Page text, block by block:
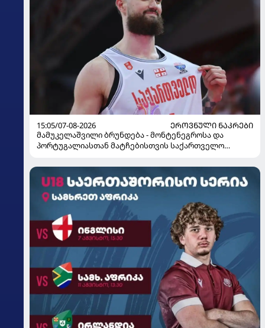
15:05/07-08-2026
ᲔᲠᲝᲕᲜᲣᲚᲘ ᲜᲐᲙᲠᲔᲑᲘ
მამუკელაშვილი ბრუნდება - მონტენეგროსა და
პორტუგალიასთან მატჩებისთვის საქართველო